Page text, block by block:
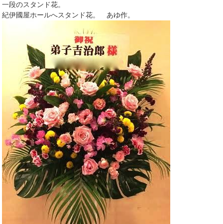
一段のスタンド花。
紀伊國屋ホールへスタンド花。 あゆ作。